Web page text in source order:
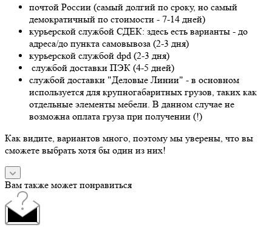
почтой России (самый долгий по сроку, но самый
демократичный по стоимости - 7-14 дней)
курьерской службой СДЕК: здесь есть варианты - до
адреса/до пункта самовывоза (2-3 дня)
курьерской службой dpd (2-3 дня)
службой доставки ПЭК (4-5 дней)
службой доставки "Деловые Линии" - в основном
используется для крупногабаритных грузов, таких как
отдельные элементы мебели. В данном случае не
возможна оплата груза при получении (!)
Как видите, вариантов много, поэтому мы уверены, что вы
сможете выбрать хотя бы один из них!
Вам также может понравиться